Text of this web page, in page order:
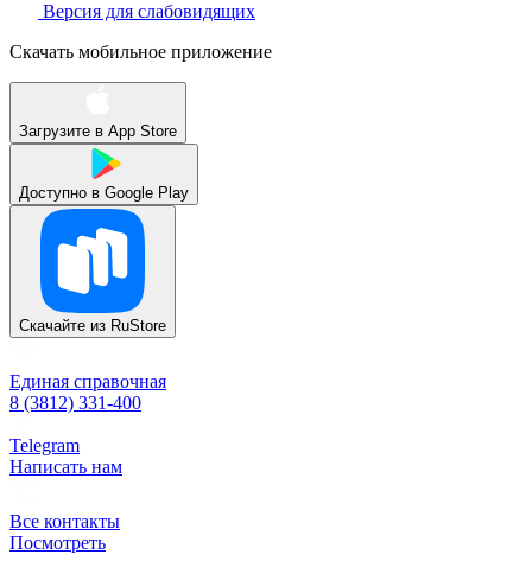
Версия для слабовидящих
Скачать мобильное приложение
Загрузите в App Store
Доступно в Google Play
Скачайте из RuStore
Единая справочная
8 (3812) 331-400
Telegram
Написать нам
Все контакты
Посмотреть